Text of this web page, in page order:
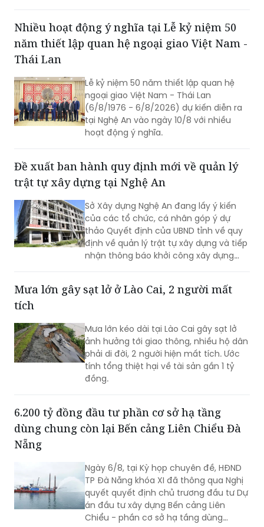
Nhiều hoạt động ý nghĩa tại Lễ kỷ niệm 50
năm thiết lập quan hệ ngoại giao Việt Nam -
Thái Lan
Lễ kỷ niệm 50 năm thiết lập quan hệ
ngoại giao Việt Nam - Thái Lan
(6/8/1976 - 6/8/2026) dự kiến diễn ra
tại Nghệ An vào ngày 10/8 với nhiều
hoạt động ý nghĩa.
Đề xuất ban hành quy định mới về quản lý
trật tự xây dựng tại Nghệ An
Sở Xây dựng Nghệ An đang lấy ý kiến
của các tổ chức, cá nhân góp ý dự
thảo Quyết định của UBND tỉnh về quy
định về quản lý trật tự xây dựng và tiếp
nhận thông báo khởi công xây dựng
UBND ngày 17/12/2020).
Mưa lớn gây sạt lở ở Lào Cai, 2 người mất
tích
Mưa lớn kéo dài tại Lào Cai gây sạt lở
ảnh hưởng tới giao thông, nhiều hộ dân
phải di đời, 2 người hiện mất tích. Ước
tính tổng thiệt hại về tài sản gần 1 tỷ
đồng.
6.200 tỷ đồng đầu tư phần cơ sở hạ tầng
dùng chung còn lại Bến cảng Liên Chiểu Đà
Nẵng
Ngày 6/8, tại Kỳ họp chuyên đề, HĐND
TP Đà Nẵng khóa XI đã thông qua Nghị
quyết quyết định chủ trương đầu tư Dự
án đầu tư xây dựng Bến cảng Liên
Chiểu - phần cơ sở hạ tầng dùng